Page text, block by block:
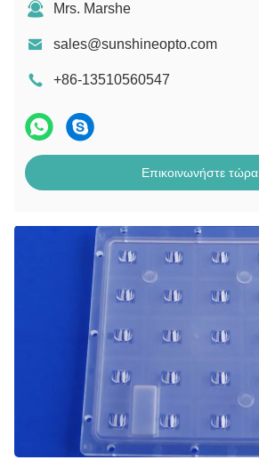
Mrs. Marshe
sales@sunshineopto.com
+86-13510560547
Επικοινωνήστε τώρα